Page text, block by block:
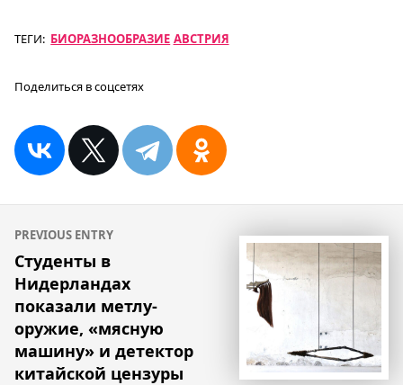
ТЕГИ: БИОРАЗНООБРАЗИЕ АВСТРИЯ
Поделиться в соцсетях
Навигация
по
записям
PREVIOUS ENTRY
Студенты в
Нидерландах
показали метлу-
оружие, «мясную
машину» и детектор
китайской цензуры